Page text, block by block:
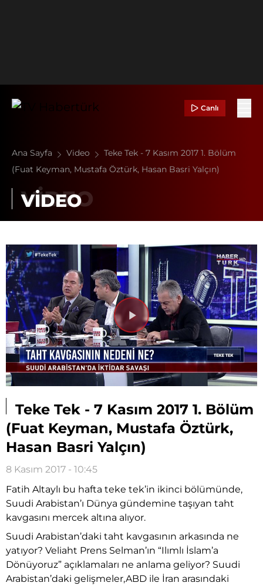
Canlı
Ana Sayfa Video
Teke Tek - 7 Kasım 2017 1. Bölüm
(Fuat Keyman, Mustafa Öztürk, Hasan Basri Yalçın)
VİDEO
Videoyu
Oynat
Teke Tek - 7 Kasım 2017 1. Bölüm
(Fuat Keyman, Mustafa Öztürk,
Hasan Basri Yalçın)
8 Kasım 2017 - 10:45
Fatih Altaylı bu hafta teke tek’in ikinci bölümünde,
Suudi Arabistan’ı Dünya gündemine taşıyan taht
kavgasını mercek altına alıyor.
Suudi Arabistan’daki taht kavgasının arkasında ne
yatıyor? Veliaht Prens Selman’ın “Ilımlı İslam’a
Dönüyoruz” açıklamaları ne anlama geliyor? Suudi
Arabistan’daki gelişmeler,ABD ile İran arasındaki